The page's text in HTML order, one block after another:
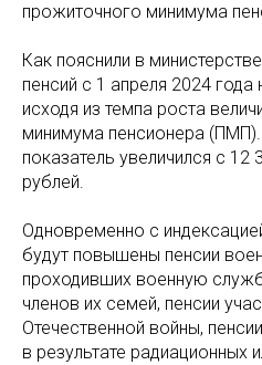
прожиточного минимума
Как пояснили в
пенсий с 1 апреля 2024 года
исходя из темпа роста
минимума пенсионера (ПМП).
показатель увеличился с 12
рублей.
Одновременно с
будут повышены пенсии
проходивших военную
членов их семей, пенсии
Отечественной войны,
в результате радиационных